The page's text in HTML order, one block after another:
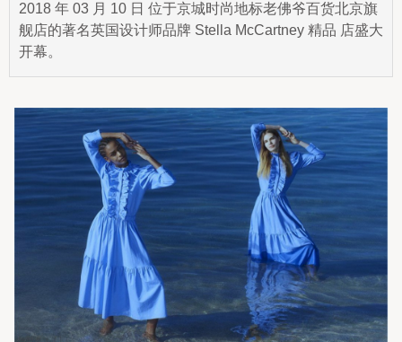
2018 年 03 月 10 日 位于京城时尚地标老佛爷百货北京旗
舰店的著名英国设计师品牌 Stella McCartney 精品 店盛大
开幕。